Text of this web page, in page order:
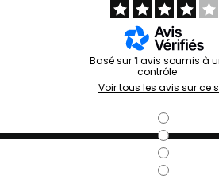
Basé sur1 avis soumis à
contrôle
Voir tous les avis sur ce